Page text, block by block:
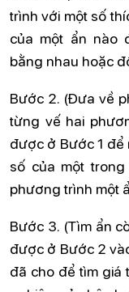
trình với một số
của một ẩn nào
bằng nhau hoặc
Bước 2. (Đưa về
từng vế hai
được ở Bước 1
số của một
phương trình một
Bước 3. (Tìm ẩn
được ở Bước 2
đã cho để tìm giá